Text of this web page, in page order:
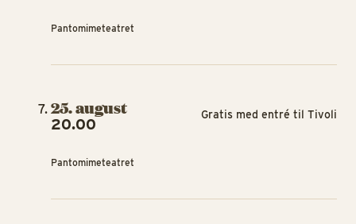
Pantomimeteatret
25. august
20.00
Pantomimeteatret
Gratis med entré til Tivoli